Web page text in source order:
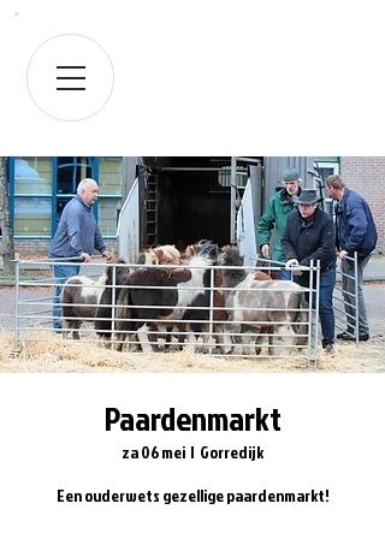
Paardenmarkt
za 06 mei
  |
Gorredijk
Een ouderwets gezellige paardenmarkt!